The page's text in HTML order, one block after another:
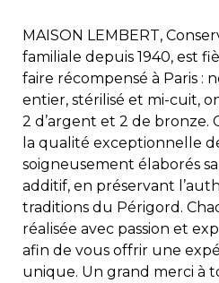
MAISON LEMBERT,
familiale depuis 1940, est
faire récompensé à Paris :
entier, stérilisé et mi-cuit,
2 d’argent et 2 de bronze.
la qualité exceptionnelle
soigneusement élaborés
additif, en préservant
traditions du Périgord.
réalisée avec passion et
afin de vous offrir une
unique. Un grand merci à